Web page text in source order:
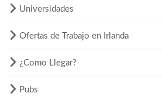
Universidades
Ofertas de Trabajo en Irlanda
¿Como Llegar?
Pubs